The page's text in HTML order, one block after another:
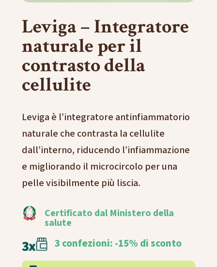
Leviga – Integratore
naturale per il
contrasto della
cellulite
Leviga è l’integratore antinfiammatorio
naturale che contrasta la cellulite
dall’interno, riducendo l’infiammazione
e migliorando il microcircolo per una
pelle visibilmente più liscia.
Certificato dal Ministero della
salute
3 confezioni: -15% di sconto